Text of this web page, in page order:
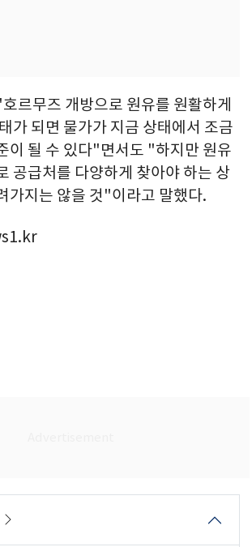
르무즈 개방으로 원유를 원활하게
가 되면 물가가 지금 상태에서 조금
이 될 수 있다"면서도 "하지만 원유
공급처를 다양하게 찾아야 하는 상
가지는 않을 것"이라고 말했다.